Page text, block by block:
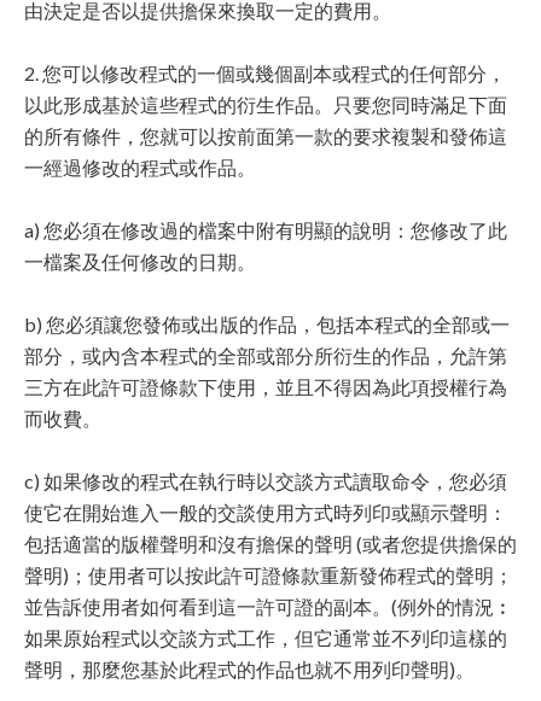
由決定是否以提供擔保來換取一定的費用。
2. 您可以修改程式的一個或幾個副本或程式的任何部分，
以此形成基於這些程式的衍生作品。只要您同時滿足下面
的所有條件，您就可以按前面第一款的要求複製和發佈這
一經過修改的程式或作品。
a) 您必須在修改過的檔案中附有明顯的說明：您修改了此
一檔案及任何修改的日期。
b) 您必須讓您發佈或出版的作品，包括本程式的全部或一
部分，或內含本程式的全部或部分所衍生的作品，允許第
三方在此許可證條款下使用，並且不得因為此項授權行為
而收費。
c) 如果修改的程式在執行時以交談方式讀取命令，您必須
使它在開始進入一般的交談使用方式時列印或顯示聲明：
包括適當的版權聲明和沒有擔保的聲明 (或者您提供擔保的
聲明)；使用者可以按此許可證條款重新發佈程式的聲明；
並告訴使用者如何看到這一許可證的副本。(例外的情況︰
如果原始程式以交談方式工作，但它通常並不列印這樣的
聲明，那麼您基於此程式的作品也就不用列印聲明)。